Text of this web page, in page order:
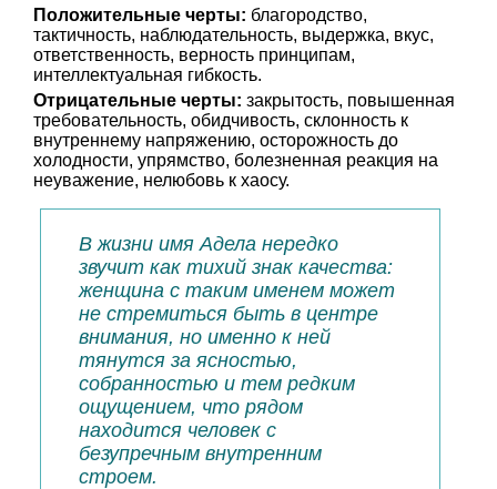
Положительные черты: благородство,
тактичность, наблюдательность, выдержка, вкус,
ответственность, верность принципам,
интеллектуальная гибкость.
Отрицательные черты: закрытость, повышенная
требовательность, обидчивость, склонность к
внутреннему напряжению, осторожность до
холодности, упрямство, болезненная реакция на
неуважение, нелюбовь к хаосу.
В жизни имя Адела нередко
звучит как тихий знак качества:
женщина с таким именем может
не стремиться быть в центре
внимания, но именно к ней
тянутся за ясностью,
собранностью и тем редким
ощущением, что рядом
находится человек с
безупречным внутренним
строем.